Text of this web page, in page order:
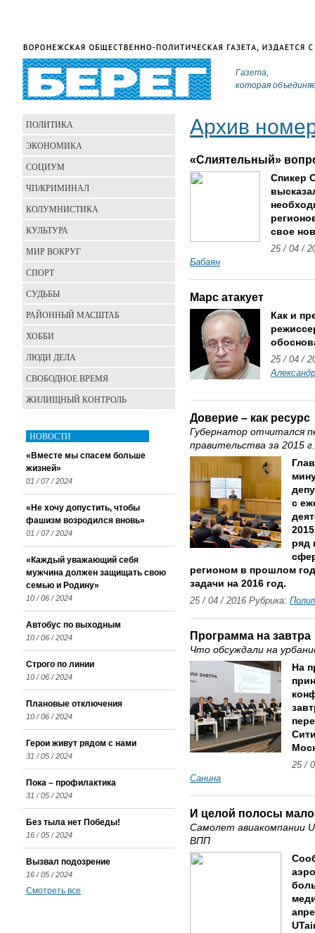
Газета,
которая
Архив
«Слиятельный»
Спикер
свое
25 / 04 /
Бабаян
Марс атакует
Как и
25 / 04 /
Доверие – как ресурс
Губернатор отчитался
правительства за 2015 г.
с
ряд
регионом в прошлом
задачи на 2016 год.
25 / 04 / 2016 Рубрика:
Программа на завтра
Что обсуждали на
На
25 /
Санина
И целой полосы мало
Самолет авиакомпании
ВПП
ПОЛИТИКА
ЭКОНОМИКА
СОЦИУМ
ЧП/КРИМИНАЛ
КОЛУМНИСТИКА
КУЛЬТУРА
МИР ВОКРУГ
СПОРТ
СУДЬБЫ
РАЙОННЫЙ МАСШТАБ
ХОББИ
ЛЮДИ ДЕЛА
СВОБОДНОЕ ВРЕМЯ
ЖИЛИЩНЫЙ КОНТРОЛЬ
НОВОСТИ
«Вместе мы спасем больше
жизней»
01 / 07 / 2024
«Не хочу допустить, чтобы
фашизм возродился вновь»
01 / 07 / 2024
«Каждый уважающий себя
мужчина должен защищать свою
семью и Родину»
10 / 06 / 2024
Автобус по выходным
10 / 06 / 2024
Строго по линии
10 / 06 / 2024
Плановые отключения
10 / 06 / 2024
Герои живут рядом с нами
31 / 05 / 2024
Пока – профилактика
31 / 05 / 2024
Без тыла нет Победы!
16 / 05 / 2024
Вызвал подозрение
16 / 05 / 2024
Смотреть все